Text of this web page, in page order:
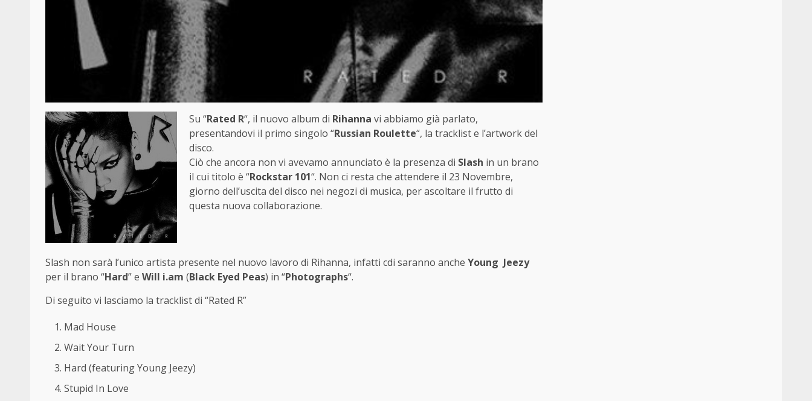
Su “Rated R“, il nuovo album di Rihanna vi abbiamo già parlato,
presentandovi il primo singolo “Russian Roulette“, la tracklist e l’artwork del
disco.
Ciò che ancora non vi avevamo annunciato è la presenza di Slash in un brano
il cui titolo è “Rockstar 101“. Non ci resta che attendere il 23 Novembre,
giorno dell’uscita del disco nei negozi di musica, per ascoltare il frutto di
questa nuova collaborazione.
Slash non sarà l’unico artista presente nel nuovo lavoro di Rihanna, infatti cdi saranno anche Young Jeezy
per il brano “Hard” e Will i.am (Black Eyed Peas) in “Photographs“.
Di seguito vi lasciamo la tracklist di “Rated R”
Mad House
Wait Your Turn
Hard (featuring Young Jeezy)
Stupid In Love